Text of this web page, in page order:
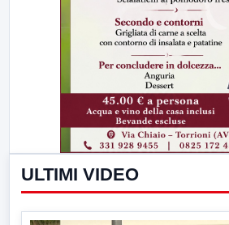
ULTIMI VIDEO